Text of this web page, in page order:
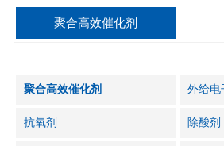
聚合高效催化剂
聚合高效催化剂 外给电
抗氧剂 除酸剂